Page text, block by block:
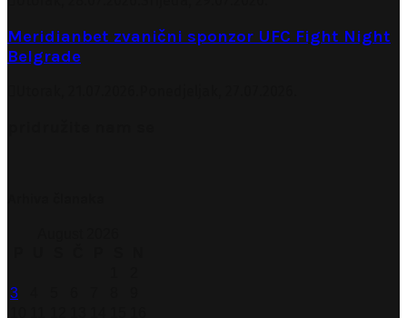
Meridianbet zvanični sponzor UFC Fight Night
Belgrade
3